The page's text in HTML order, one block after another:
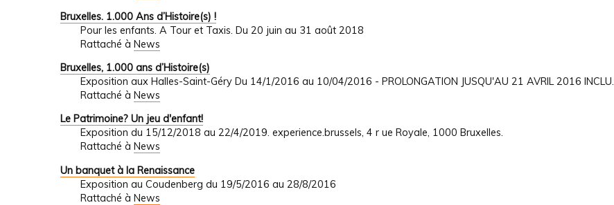
Bruxelles. 1.000 Ans d’Histoire(s) !
Pour les enfants. A Tour et Taxis. Du 20 juin au 31 août 2018
Rattaché à News
Bruxelles, 1.000 ans d’Histoire(s)
Exposition aux Halles-Saint-Géry Du 14/1/2016 au 10/04/2016 - PROLONGATION JUSQU'AU 21 AVRIL 2016 INCLU.
Rattaché à News
Le Patrimoine? Un jeu d'enfant!
Exposition du 15/12/2018 au 22/4/2019. experience.brussels, 4 r ue Royale, 1000 Bruxelles.
Rattaché à News
Un banquet à la Renaissance
Exposition au Coudenberg du 19/5/2016 au 28/8/2016
Rattaché à News